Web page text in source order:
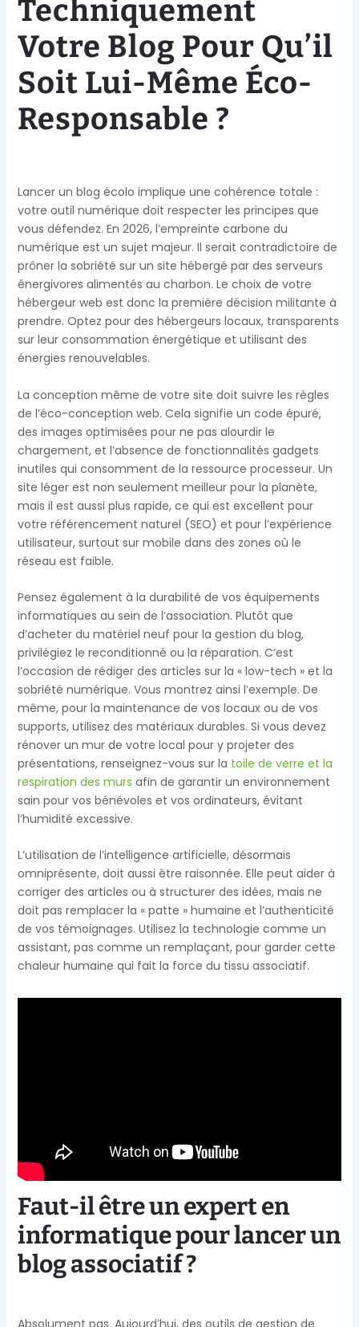
Techniquement
Votre Blog Pour Qu’il
Soit Lui-Même Éco-
Responsable ?
Lancer un blog écolo implique une cohérence totale :
votre outil numérique doit respecter les principes que
vous défendez. En 2026, l’empreinte carbone du
numérique est un sujet majeur. Il serait contradictoire de
prôner la sobriété sur un site hébergé par des serveurs
énergivores alimentés au charbon. Le choix de votre
hébergeur web est donc la première décision militante à
prendre. Optez pour des hébergeurs locaux, transparents
sur leur consommation énergétique et utilisant des
énergies renouvelables.
La conception même de votre site doit suivre les règles
de l’éco-conception web. Cela signifie un code épuré,
des images optimisées pour ne pas alourdir le
chargement, et l’absence de fonctionnalités gadgets
inutiles qui consomment de la ressource processeur. Un
site léger est non seulement meilleur pour la planète,
mais il est aussi plus rapide, ce qui est excellent pour
votre référencement naturel (SEO) et pour l’expérience
utilisateur, surtout sur mobile dans des zones où le
réseau est faible.
Pensez également à la durabilité de vos équipements
informatiques au sein de l’association. Plutôt que
d’acheter du matériel neuf pour la gestion du blog,
privilégiez le reconditionné ou la réparation. C’est
l’occasion de rédiger des articles sur la « low-tech » et la
sobriété numérique. Vous montrez ainsi l’exemple. De
même, pour la maintenance de vos locaux ou de vos
supports, utilisez des matériaux durables. Si vous devez
rénover un mur de votre local pour y projeter des
présentations, renseignez-vous sur la toile de verre et la
respiration des murs afin de garantir un environnement
sain pour vos bénévoles et vos ordinateurs, évitant
l’humidité excessive.
L’utilisation de l’intelligence artificielle, désormais
omniprésente, doit aussi être raisonnée. Elle peut aider à
corriger des articles ou à structurer des idées, mais ne
doit pas remplacer la « patte » humaine et l’authenticité
de vos témoignages. Utilisez la technologie comme un
assistant, pas comme un remplaçant, pour garder cette
chaleur humaine qui fait la force du tissu associatif.
Faut-il être un expert en
informatique pour lancer un
blog associatif ?